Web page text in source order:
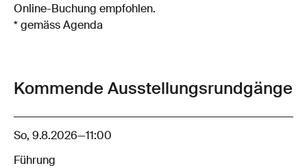
Online-Buchung empfohlen.
* gemäss Agenda
Kommende Ausstellungsrundgänge
So, 9.8.2026—11:00
Führung